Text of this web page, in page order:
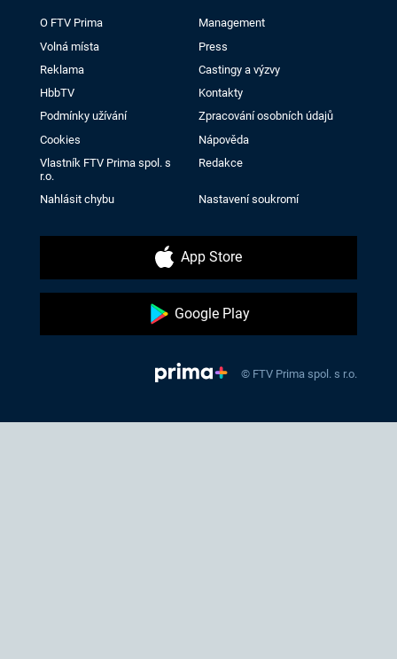
O FTV Prima
Management
Volná místa
Press
Reklama
Castingy a výzvy
HbbTV
Kontakty
Podmínky užívání
Zpracování osobních údajů
Cookies
Nápověda
Vlastník FTV Prima spol. s
r.o.
Redakce
Nahlásit chybu Nastavení soukromí
App Store
Google Play
© FTV Prima spol. s r.o.